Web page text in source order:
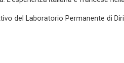
del Laboratorio Permanente di